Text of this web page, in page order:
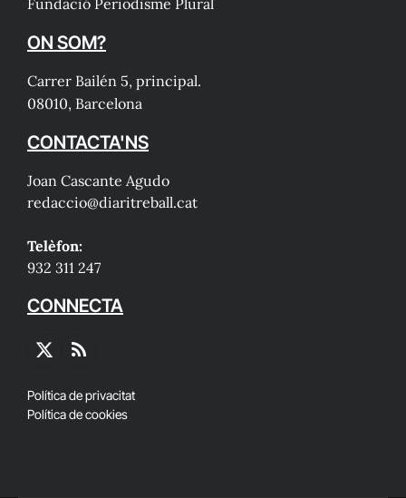
Fundació Periodisme Plural
ON SOM?
Carrer Bailén 5, principal.
08010, Barcelona
CONTACTA'NS
Joan Cascante Agudo
redaccio@diaritreball.cat
Telèfon:
932 311 247
CONNECTA
X
RSS
Política de privacitat
Política de cookies